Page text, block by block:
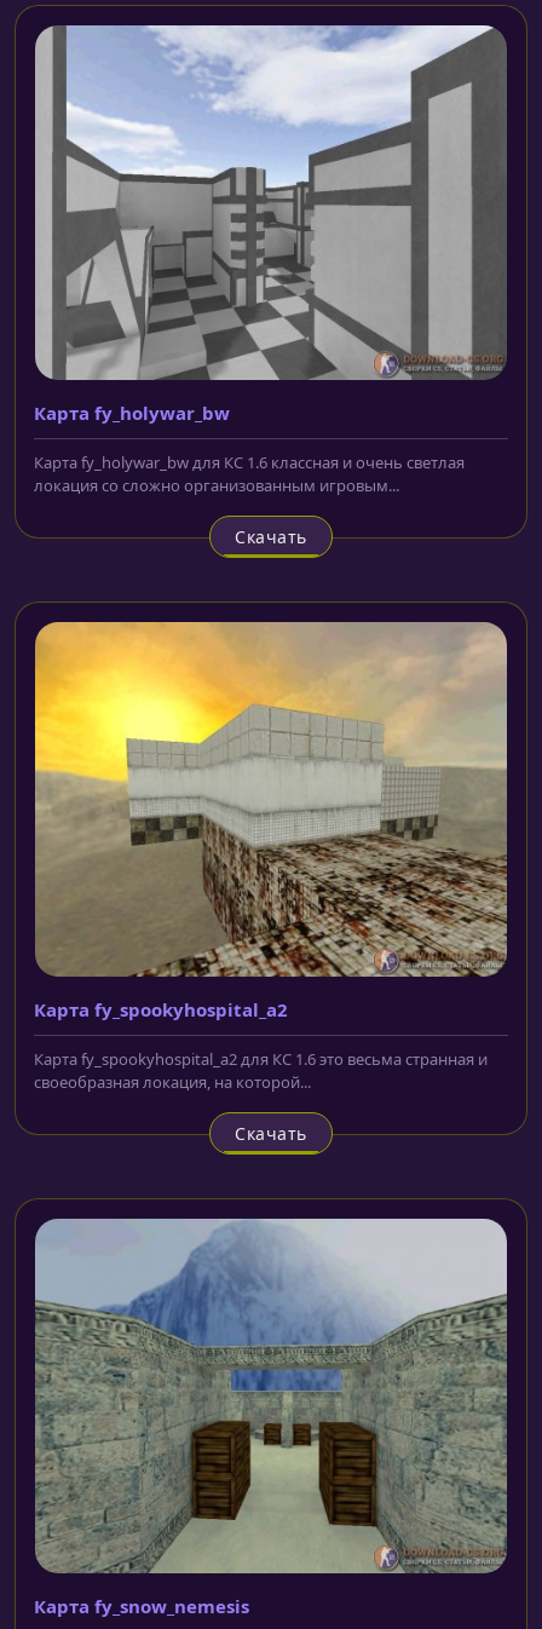
Карта fy_holywar_bw
Карта fy_holywar_bw для КС 1.6 классная и очень светлая
локация со сложно организованным игровым...
Скачать
Карта fy_spookyhospital_a2
Карта fy_spookyhospital_a2 для КС 1.6 это весьма странная и
своеобразная локация, на которой...
Скачать
Карта fy_snow_nemesis